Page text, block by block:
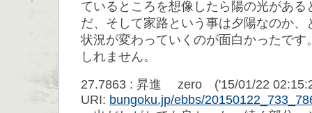
ているところを想像したら陽の光がある
だ、そして家路という事は夕陽なのか、
状況が変わっていくのが面白かったです
しれません。
27.7863 : 昇進 zero ('15/01/22
URI: bungoku.jp/ebbs/